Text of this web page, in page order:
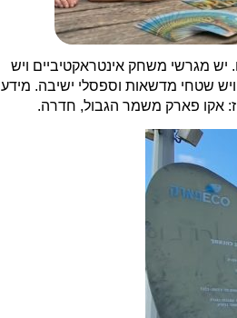
מגרשי משחק אינטראקטיביים ויש
שטחי מדשאות וספסלי ישיבה. מידע
אקו פארק משמר הגבול, חדרה.